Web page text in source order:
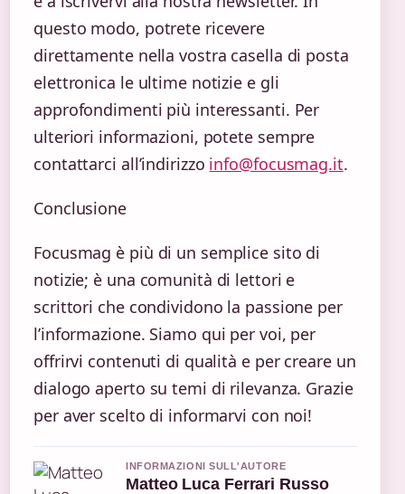
questo modo, potrete ricevere
direttamente nella vostra casella di posta
elettronica le ultime notizie e gli
approfondimenti più interessanti. Per
ulteriori informazioni, potete sempre
contattarci all’indirizzo info@focusmag.it.
Conclusione
Focusmag è più di un semplice sito di
notizie; è una comunità di lettori e
scrittori che condividono la passione per
l’informazione. Siamo qui per voi, per
offrirvi contenuti di qualità e per creare un
dialogo aperto su temi di rilevanza. Grazie
per aver scelto di informarvi con noi!
INFORMAZIONI SULL'AUTORE
Matteo Luca Ferrari Russo